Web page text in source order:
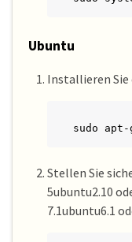
Ubuntu
Installieren Sie
sudo
Stellen Sie
5ubuntu2.10
7.1ubuntu6.1